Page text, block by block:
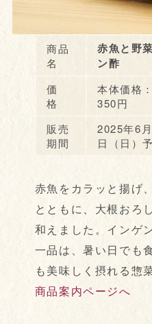
商品
名
赤魚と野
ン酢
価
格
本体価格
350円
販売
期間
2025年6
日（日）
赤魚をカラッと揚げ
とともに、大根おろ
和えました。インゲ
一品は、暑い日でも
も美味しく摂れる惣
商品案内ページへ